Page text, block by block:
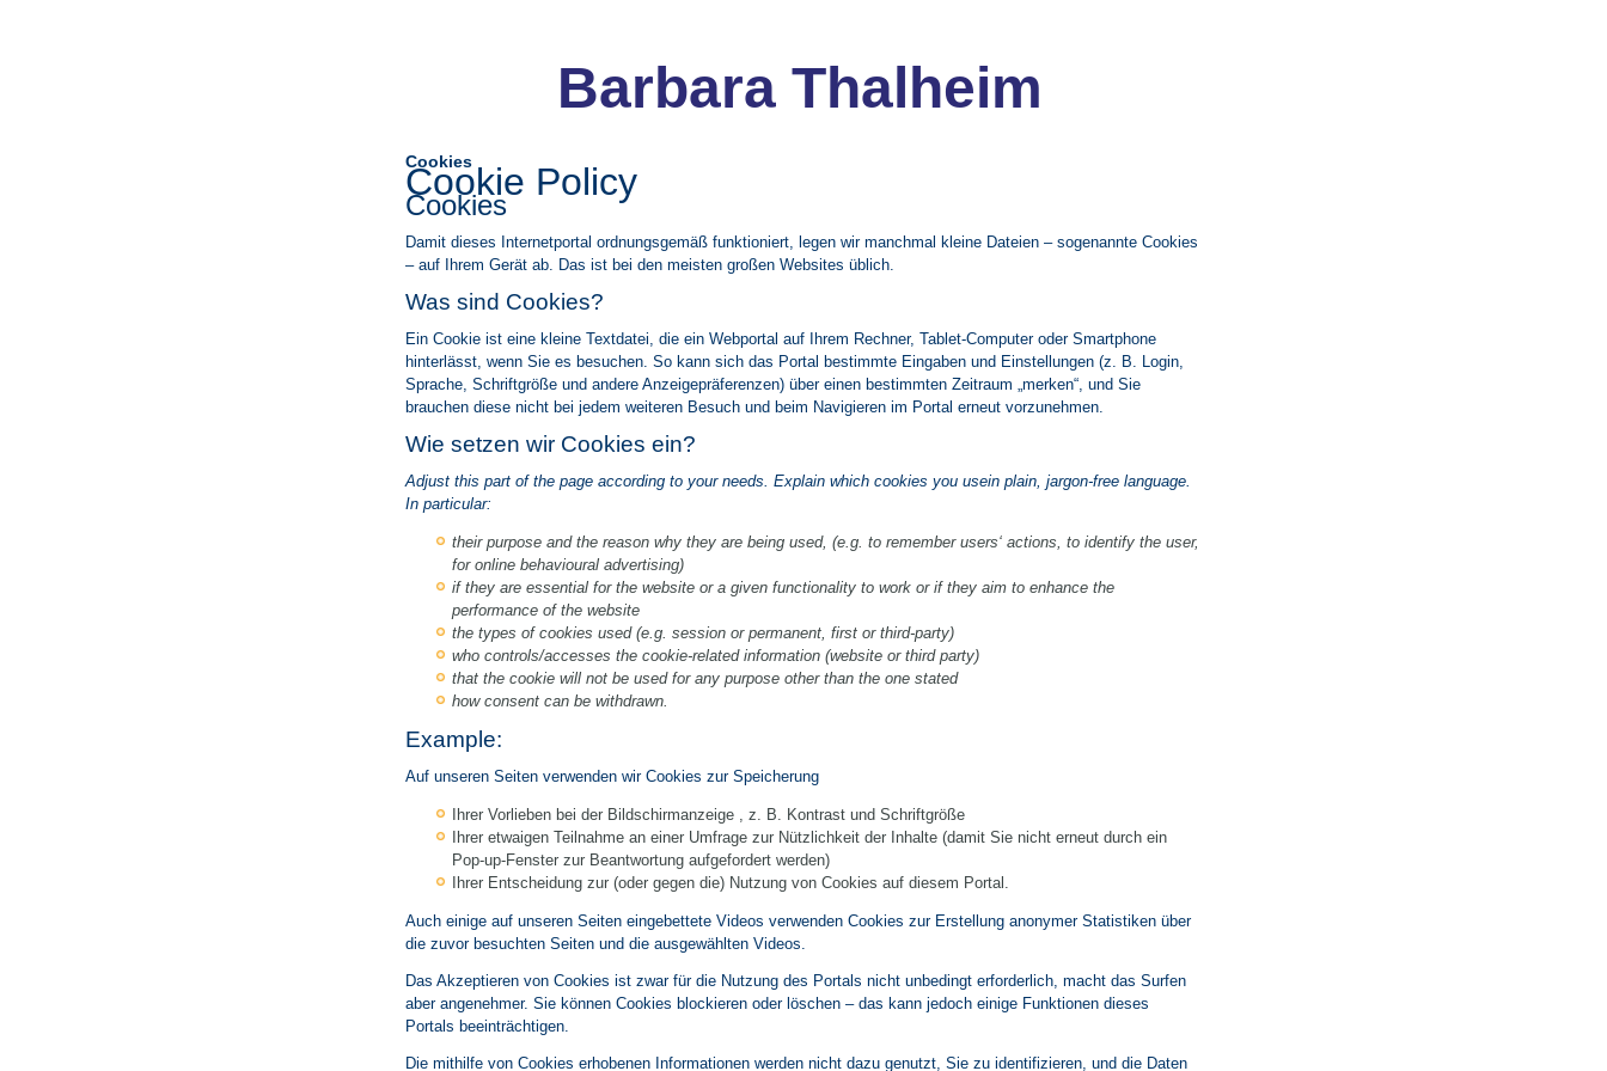
Barbara Thalheim
Cookies
Cookie Policy
Cookies
Damit dieses Internetportal ordnungsgemäß funktioniert, legen wir manchmal kleine Dateien – sogenannte Cookies
– auf Ihrem Gerät ab. Das ist bei den meisten großen Websites üblich.
Was sind Cookies?
Ein Cookie ist eine kleine Textdatei, die ein Webportal auf Ihrem Rechner, Tablet-Computer oder Smartphone
hinterlässt, wenn Sie es besuchen. So kann sich das Portal bestimmte Eingaben und Einstellungen (z. B. Login,
Sprache, Schriftgröße und andere Anzeigepräferenzen) über einen bestimmten Zeitraum „merken“, und Sie
brauchen diese nicht bei jedem weiteren Besuch und beim Navigieren im Portal erneut vorzunehmen.
Wie setzen wir Cookies ein?
Adjust this part of the page according to your needs. Explain which cookies you usein plain, jargon-free language.
In particular:
their purpose and the reason why they are being used, (e.g. to remember users‘ actions, to identify the user,
for online behavioural advertising)
if they are essential for the website or a given functionality to work or if they aim to enhance the
performance of the website
the types of cookies used (e.g. session or permanent, first or third-party)
who controls/accesses the cookie-related information (website or third party)
that the cookie will not be used for any purpose other than the one stated
how consent can be withdrawn.
Example:
Auf unseren Seiten verwenden wir Cookies zur Speicherung
Ihrer Vorlieben bei der Bildschirmanzeige , z. B. Kontrast und Schriftgröße
Ihrer etwaigen Teilnahme an einer Umfrage zur Nützlichkeit der Inhalte (damit Sie nicht erneut durch ein
Pop-up-Fenster zur Beantwortung aufgefordert werden)
Ihrer Entscheidung zur (oder gegen die) Nutzung von Cookies auf diesem Portal.
Auch einige auf unseren Seiten eingebettete Videos verwenden Cookies zur Erstellung anonymer Statistiken über
die zuvor besuchten Seiten und die ausgewählten Videos.
Das Akzeptieren von Cookies ist zwar für die Nutzung des Portals nicht unbedingt erforderlich, macht das Surfen
aber angenehmer. Sie können Cookies blockieren oder löschen – das kann jedoch einige Funktionen dieses
Portals beeinträchtigen.
Die mithilfe von Cookies erhobenen Informationen werden nicht dazu genutzt, Sie zu identifizieren, und die Daten